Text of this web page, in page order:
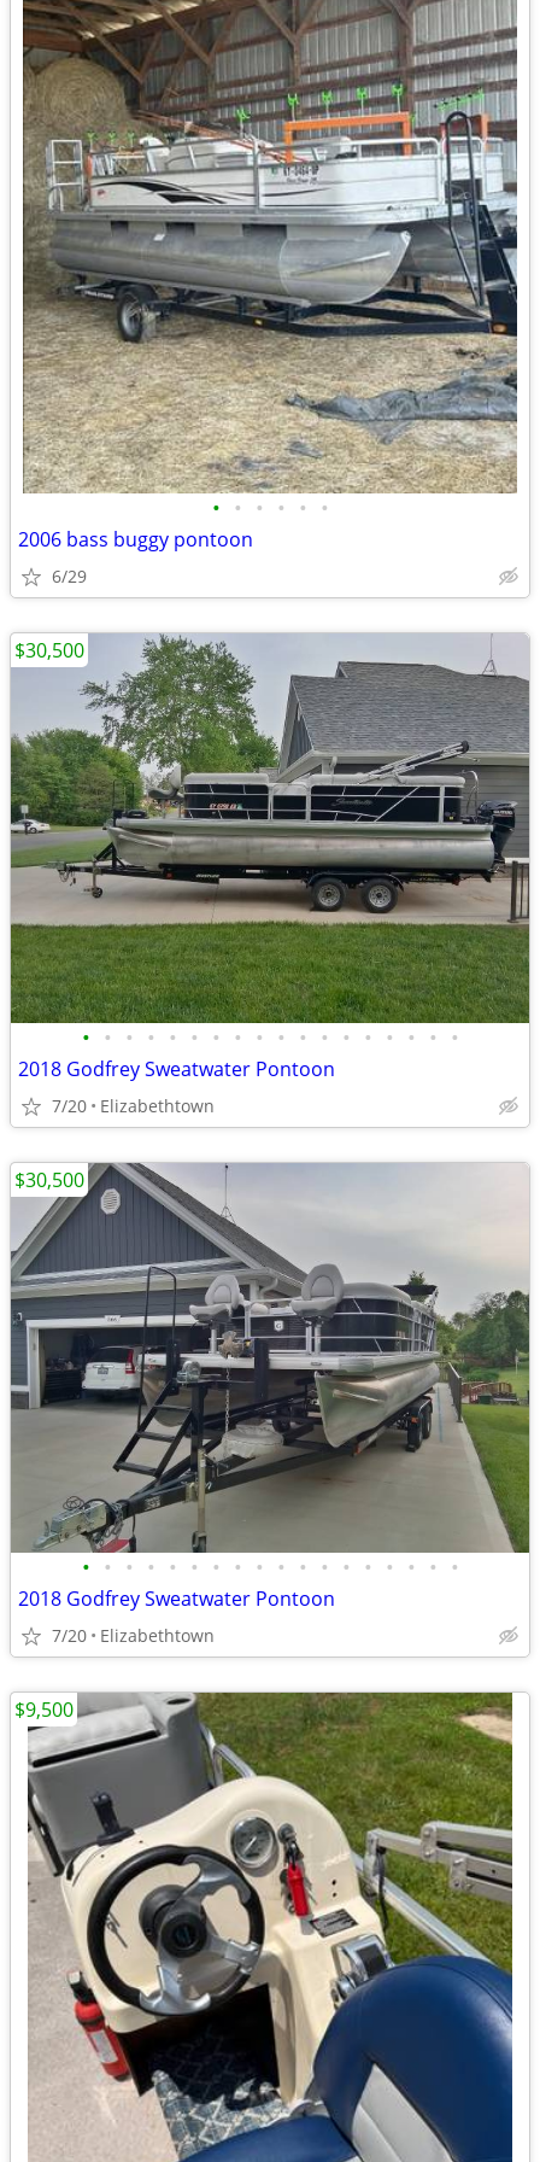
• • • • • •
2006 bass buggy pontoon
6/29
• • • • • • • • • • • • • • • • • •
2018 Godfrey Sweatwater Pontoon
7/20 Elizabethtown
$30,500
• • • • • • • • • • • • • • • • • •
2018 Godfrey Sweatwater Pontoon
7/20 Elizabethtown
$30,500
$9,500